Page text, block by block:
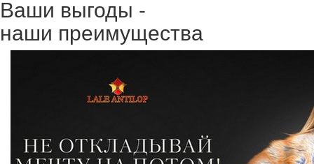
Ваши выгоды -
наши преимущества